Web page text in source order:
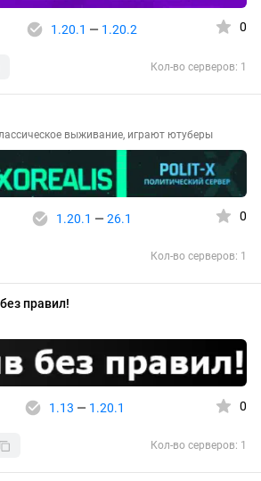
1.20.1 — 1.20.2 0
Кол-во серверов: 1
выживание, играют ютуберы
1.20.1 — 26.1 0
Кол-во серверов: 1
правил!
1.13 — 1.20.1 0
Кол-во серверов: 1